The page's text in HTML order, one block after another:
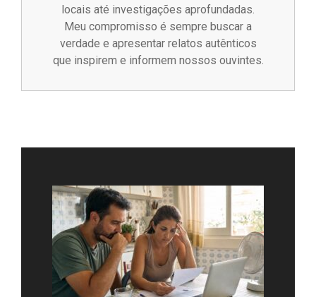
locais até investigações aprofundadas.
Meu compromisso é sempre buscar a
verdade e apresentar relatos autênticos
que inspirem e informem nossos ouvintes.